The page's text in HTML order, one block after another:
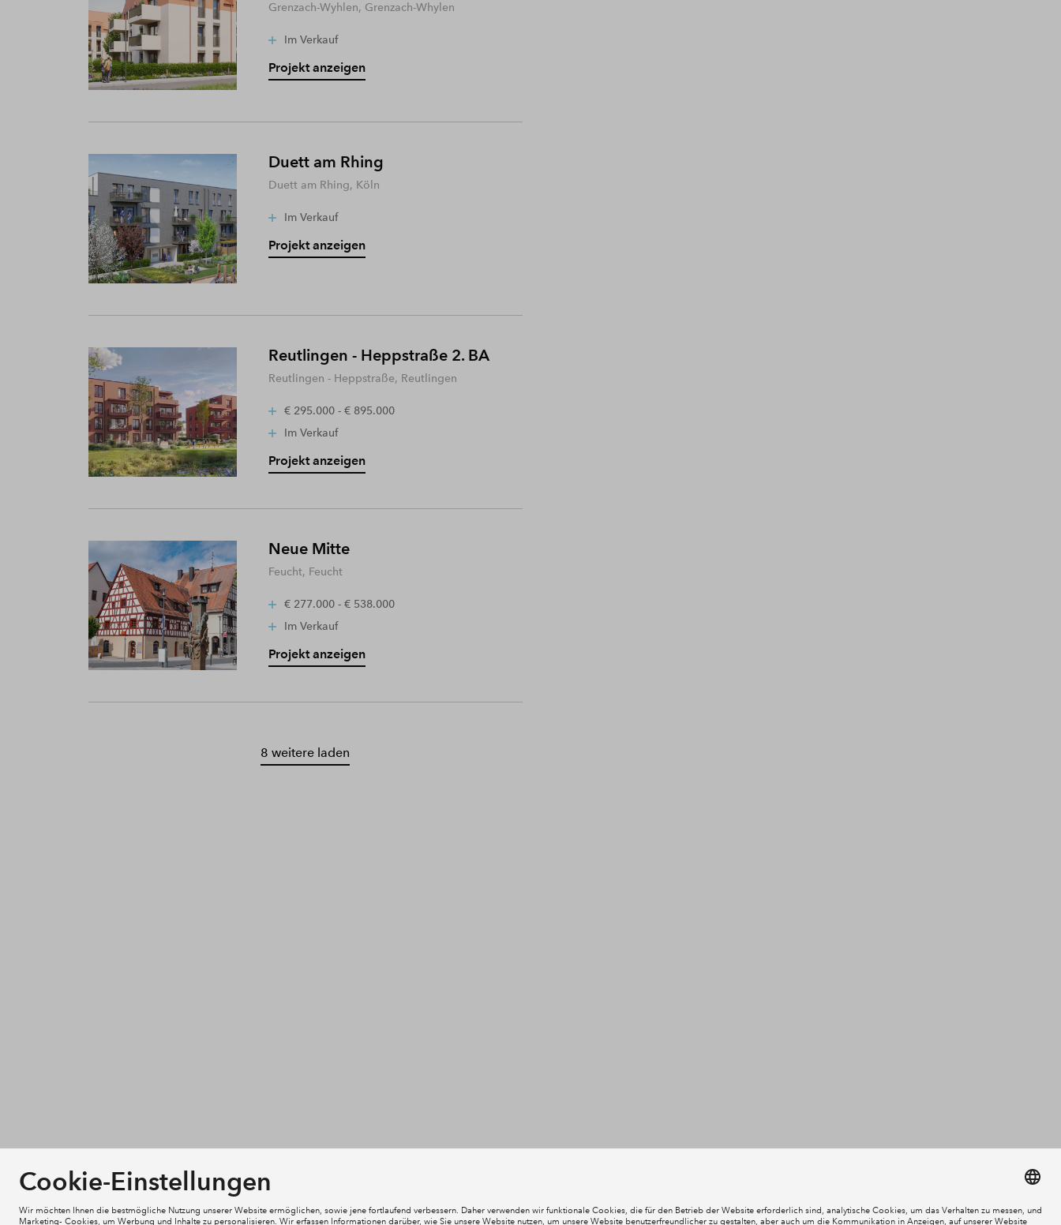
Grenzach-Wyhlen, Grenzach-Whylen
Im Verkauf
Projekt anzeigen
Duett am Rhing
Duett am Rhing, Köln
Im Verkauf
Projekt anzeigen
Reutlingen - Heppstraße 2. BA
Reutlingen - Heppstraße, Reutlingen
€ 295.000 - € 895.000
Im Verkauf
Projekt anzeigen
Neue Mitte
Feucht, Feucht
€ 277.000 - € 538.000
Im Verkauf
Projekt anzeigen
8 weitere laden